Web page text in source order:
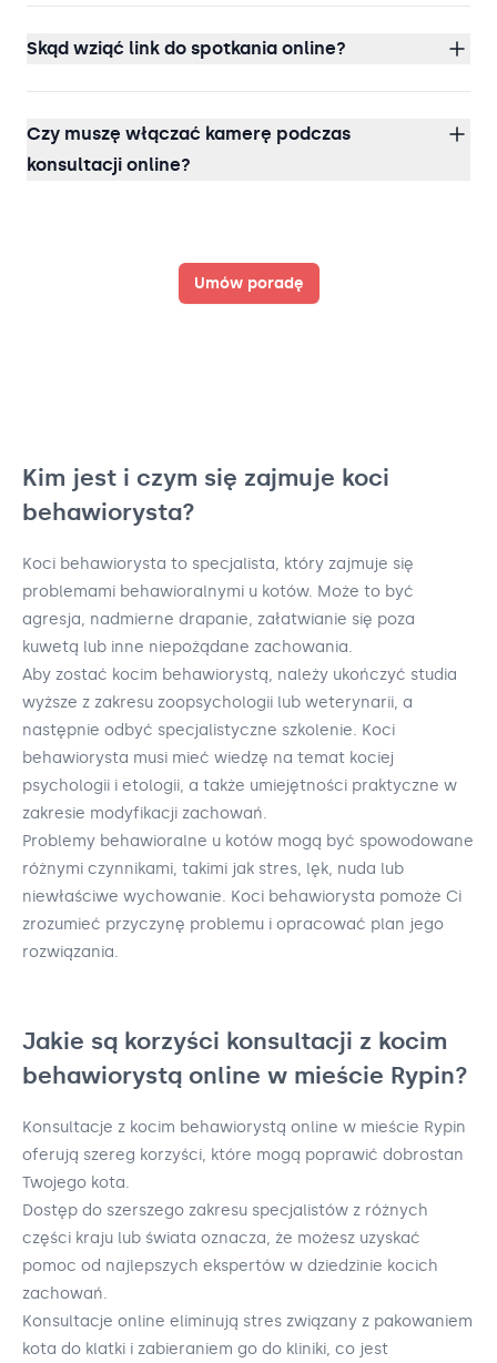
Skąd wziąć link do spotkania online?
Czy muszę włączać kamerę podczas
konsultacji online?
Umów poradę
Kim jest i czym się zajmuje koci
behawiorysta?
Koci behawiorysta to specjalista, który zajmuje się
problemami behawioralnymi u kotów. Może to być
agresja, nadmierne drapanie, załatwianie się poza
kuwetą lub inne niepożądane zachowania.
Aby zostać kocim behawiorystą, należy ukończyć studia
wyższe z zakresu zoopsychologii lub weterynarii, a
następnie odbyć specjalistyczne szkolenie. Koci
behawiorysta musi mieć wiedzę na temat kociej
psychologii i etologii, a także umiejętności praktyczne w
zakresie modyfikacji zachowań.
Problemy behawioralne u kotów mogą być spowodowane
różnymi czynnikami, takimi jak stres, lęk, nuda lub
niewłaściwe wychowanie. Koci behawiorysta pomoże Ci
zrozumieć przyczynę problemu i opracować plan jego
rozwiązania.
Jakie są korzyści konsultacji z kocim
behawiorystą online w mieście Rypin?
Konsultacje z kocim behawiorystą online w mieście Rypin
oferują szereg korzyści, które mogą poprawić dobrostan
Twojego kota.
Dostęp do szerszego zakresu specjalistów z różnych
części kraju lub świata oznacza, że możesz uzyskać
pomoc od najlepszych ekspertów w dziedzinie kocich
zachowań.
Konsultacje online eliminują stres związany z pakowaniem
kota do klatki i zabieraniem go do kliniki, co jest